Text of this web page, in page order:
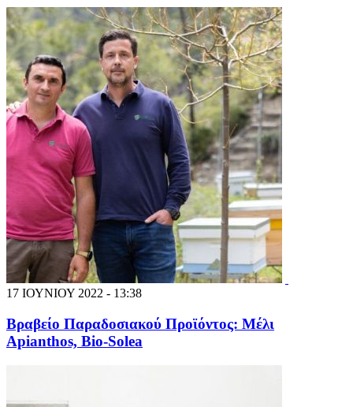
17 ΙΟΥΝΙΟΥ 2022 - 13:38
Βραβείο Παραδοσιακού Προϊόντος: Μέλι
Apianthos, Bio-Solea